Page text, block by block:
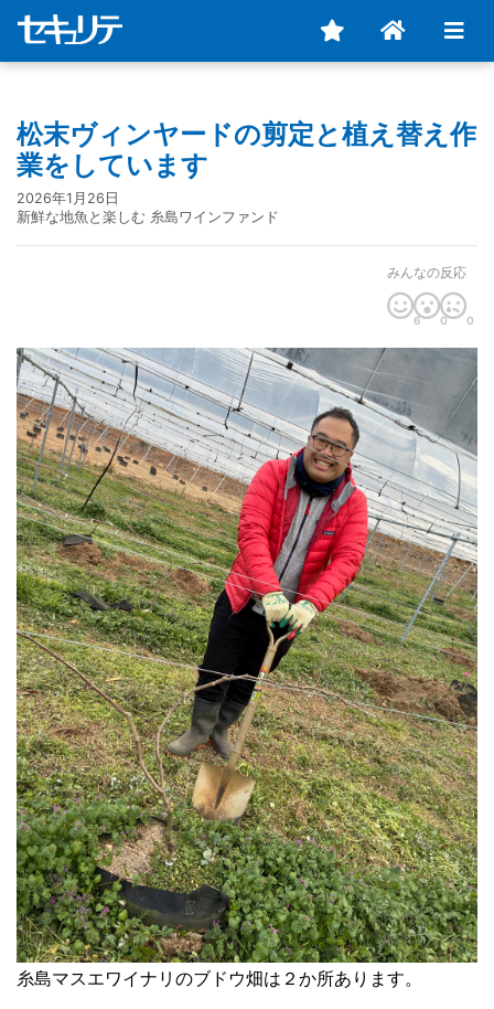
松末ヴィンヤードの剪定と植え替え作
業をしています
2026年1月26日
新鮮な地魚と楽しむ 糸島ワインファンド
みんなの反応
6 0 0
糸島マスエワイナリのブドウ畑は２か所あります。